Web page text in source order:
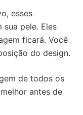
esses
pele. Eles
ficará. Você
do design.
de todos os
antes de